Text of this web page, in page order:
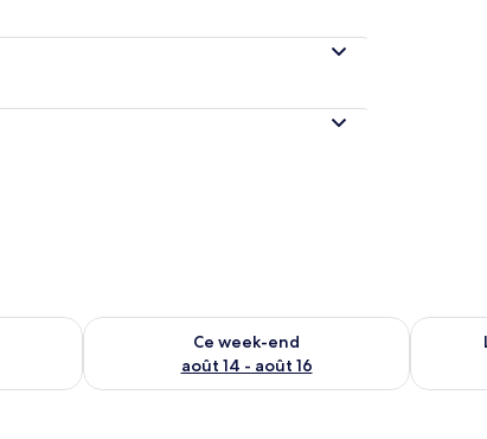
août 11 - août 12
Ce week-end
août 14 - août 16
Vérifier la disponibilité pour ce week-end août
Vérifier